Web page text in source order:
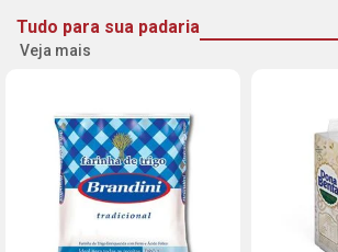
Tudo para sua padaria
Veja mais